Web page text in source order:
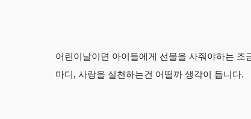
어린이날이면 아이들에게 선물을 사줘야하는
마디, 사랑을 실천하는건 어떨까 생각이 듭니다.